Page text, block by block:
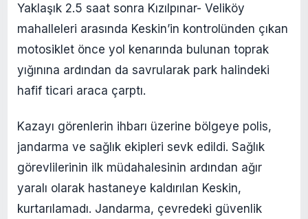
Yaklaşık 2.5 saat sonra Kızılpınar- Veliköy
mahalleleri arasında Keskin’in kontrolünden çıkan
motosiklet önce yol kenarında bulunan toprak
yığınına ardından da savrularak park halindeki
hafif ticari araca çarptı.
Kazayı görenlerin ihbarı üzerine bölgeye polis,
jandarma ve sağlık ekipleri sevk edildi. Sağlık
görevlilerinin ilk müdahalesinin ardından ağır
yaralı olarak hastaneye kaldırılan Keskin,
kurtarılamadı. Jandarma, çevredeki güvenlik